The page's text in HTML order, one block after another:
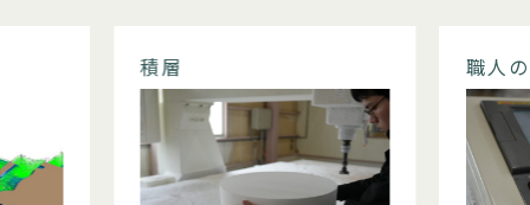
積層 職人